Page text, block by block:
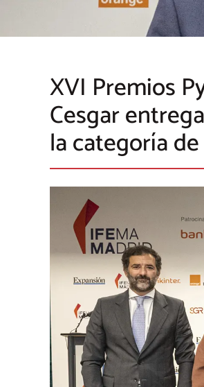
XVI Premios
Cesgar
la categoría